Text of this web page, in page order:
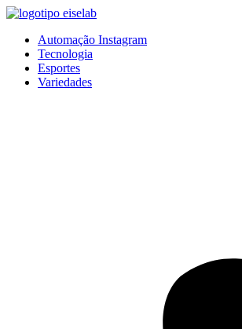
Pular
conteúdo
Automação Instagram
Tecnologia
Esportes
Variedades